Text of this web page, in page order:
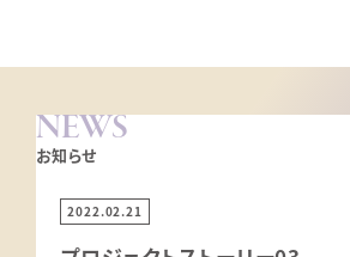
NEWS
お知らせ
2022.02.21